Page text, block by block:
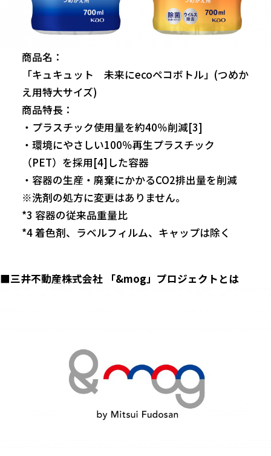
商品名：
「キュキュット 未来にecoペコボトル」(つめか
え用特大サイズ)
商品特長：
・プラスチック使用量を約40％削減[3]
・環境にやさしい100％再生プラスチック
（PET）を採用[4]した容器
・容器の生産・廃棄にかかるCO2排出量を削減
※洗剤の処方に変更はありません。
*3 容器の従来品重量比
*4 着色剤、ラベルフィルム、キャップは除く
■三井不動産株式会社 「&mog」プロジェクトとは